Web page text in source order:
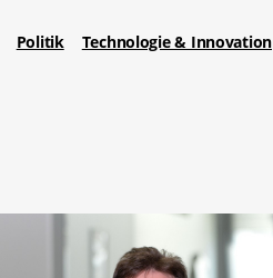
Politik Technologie & Innovation